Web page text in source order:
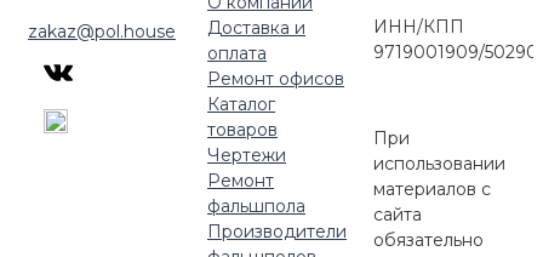
zakaz@pol.house
Доставка и
оплата
Ремонт офисов
Каталог
товаров
Чертежи
Ремонт
фальшпола
Производители
ИНН/КПП
9719001909/
При
использовании
материалов с
сайта
обязательно